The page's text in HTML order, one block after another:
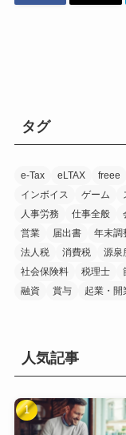
タグ
e-Tax eLTAX freee
インボイス
ゲーム
人事労務
仕事全般
営業
届出書 年末調
法人税
消費税 源泉
社会保険料
税理士
融資
賞与 起業・開
人気記事